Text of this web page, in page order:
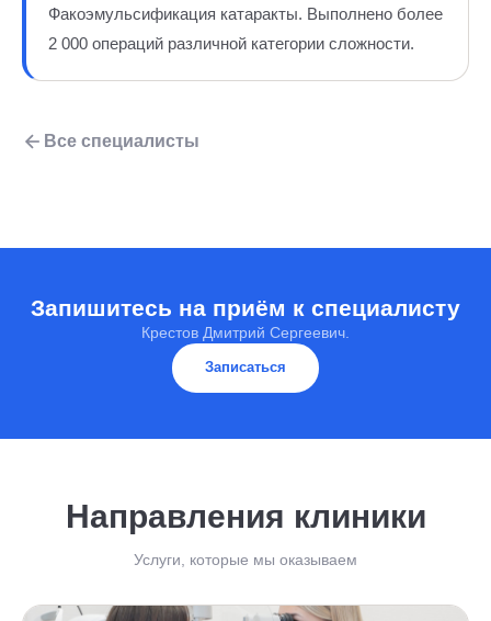
Факоэмульсификация катаракты. Выполнено более
2 000 операций различной категории сложности.
Все специалисты
Запишитесь на приём к специалисту
Крестов Дмитрий Сергеевич.
Записаться
Направления клиники
Услуги, которые мы оказываем